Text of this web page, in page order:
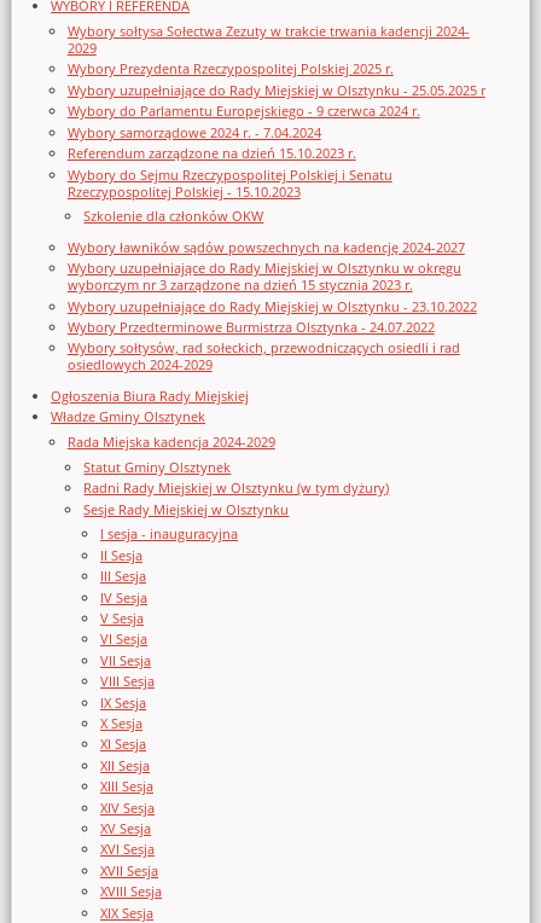
WYBORY I REFERENDA
Wybory sołtysa Sołectwa Zezuty w trakcie trwania kadencji 2024-
2029
Wybory Prezydenta Rzeczypospolitej Polskiej 2025 r.
Wybory uzupełniające do Rady Miejskiej w Olsztynku - 25.05.2025 r
Wybory do Parlamentu Europejskiego - 9 czerwca 2024 r.
Wybory samorządowe 2024 r. - 7.04.2024
Referendum zarządzone na dzień 15.10.2023 r.
Wybory do Sejmu Rzeczypospolitej Polskiej i Senatu
Rzeczypospolitej Polskiej - 15.10.2023
Szkolenie dla członków OKW
Wybory ławników sądów powszechnych na kadencję 2024-2027
Wybory uzupełniające do Rady Miejskiej w Olsztynku w okręgu
wyborczym nr 3 zarządzone na dzień 15 stycznia 2023 r.
Wybory uzupełniające do Rady Miejskiej w Olsztynku - 23.10.2022
Wybory Przedterminowe Burmistrza Olsztynka - 24.07.2022
Wybory sołtysów, rad sołeckich, przewodniczących osiedli i rad
osiedlowych 2024-2029
Ogłoszenia Biura Rady Miejskiej
Władze Gminy Olsztynek
Rada Miejska kadencja 2024-2029
Statut Gminy Olsztynek
Radni Rady Miejskiej w Olsztynku (w tym dyżury)
Sesje Rady Miejskiej w Olsztynku
I sesja - inauguracyjna
II Sesja
III Sesja
IV Sesja
V Sesja
VI Sesja
VII Sesja
VIII Sesja
IX Sesja
X Sesja
XI Sesja
XII Sesja
XIII Sesja
XIV Sesja
XV Sesja
XVI Sesja
XVII Sesja
XVIII Sesja
XIX Sesja